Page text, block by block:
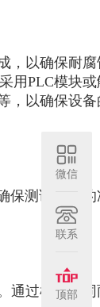
，以确保耐
用PLC模块
，以确保设
保测试结果
通过模拟不
微信
联系
顶部